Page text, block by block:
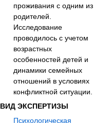
проживания с одним из
родителей.
Исследование
проводилось с учетом
возрастных
особенностей детей и
динамики семейных
отношений в условиях
конфликтной ситуации.
ВИД ЭКСПЕРТИЗЫ
Психологическая